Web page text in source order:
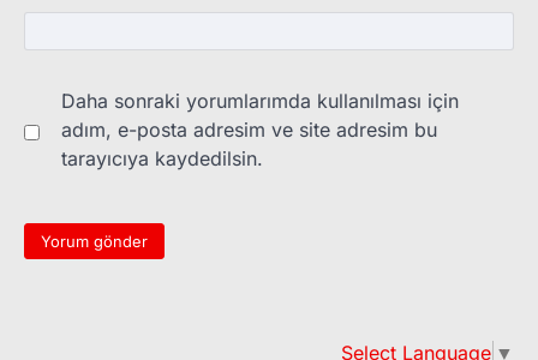
Daha sonraki yorumlarımda kullanılması için
adım, e-posta adresim ve site adresim bu
tarayıcıya kaydedilsin.
Select Language ▼